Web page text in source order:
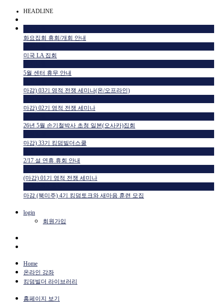
HEADLINE
화요집회 휴회/개회 안내
미국 LA 집회
5월 센터 휴무 안내
마감) 03기 영적 전쟁 세미나(온/오프라인)
마감) 02기 영적 전쟁 세미나
26년 5월 손기철박사 초청 일본(오사카)집회
마감) 33기 킹덤빌더스쿨
2/17 설 연휴 휴회 안내
(마감) 01기 영적 전쟁 세미나
마감 (북미주) 4기 킹덤토크와 새마음 훈련 모집
login
회원가입
Home
온라인 강좌
킹덤빌더 라이브러리
홈페이지 보기